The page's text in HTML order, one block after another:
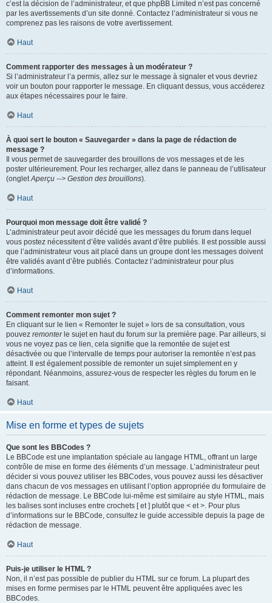
c’est la décision de l’administrateur, et que phpBB Limited n’est pas concerné
par les avertissements d’un site donné. Contactez l’administrateur si vous ne
comprenez pas les raisons de votre avertissement.
Haut
Comment rapporter des messages à un modérateur ?
Si l’administrateur l’a permis, allez sur le message à signaler et vous devriez
voir un bouton pour rapporter le message. En cliquant dessus, vous accéderez
aux étapes nécessaires pour le faire.
Haut
À quoi sert le bouton « Sauvegarder » dans la page de rédaction de
message ?
Il vous permet de sauvegarder des brouillons de vos messages et de les
poster ultérieurement. Pour les recharger, allez dans le panneau de l’utilisateur
(ongletAperçu --> Gestion des brouillons).
Haut
Pourquoi mon message doit être validé ?
L’administrateur peut avoir décidé que les messages du forum dans lequel
vous postez nécessitent d’être validés avant d’être publiés. Il est possible aussi
que l’administrateur vous ait placé dans un groupe dont les messages doivent
être validés avant d’être publiés. Contactez l’administrateur pour plus
d’informations.
Haut
Comment remonter mon sujet ?
En cliquant sur le lien « Remonter le sujet » lors de sa consultation, vous
pouvez remonterle sujet en haut du forum sur la première page. Par ailleurs, si
vous ne voyez pas ce lien, cela signifie que la remontée de sujet est
désactivée ou que l’intervalle de temps pour autoriser la remontée n’est pas
atteint. Il est également possible de remonter un sujet simplement en y
répondant. Néanmoins, assurez-vous de respecter les règles du forum en le
faisant.
Haut
Mise en forme et types de sujets
Que sont les BBCodes ?
Le BBCode est une implantation spéciale au langage HTML, offrant un large
contrôle de mise en forme des éléments d’un message. L’administrateur peut
décider si vous pouvez utiliser les BBCodes, vous pouvez aussi les désactiver
dans chacun de vos messages en utilisant l’option appropriée du formulaire de
rédaction de message. Le BBCode lui-même est similaire au style HTML, mais
les balises sont incluses entre crochets [ et ] plutôt que < et >. Pour plus
d’informations sur le BBCode, consultez le guide accessible depuis la page de
rédaction de message.
Haut
Puis-je utiliser le HTML ?
Non, il n’est pas possible de publier du HTML sur ce forum. La plupart des
mises en forme permises par le HTML peuvent être appliquées avec les
BBCodes.